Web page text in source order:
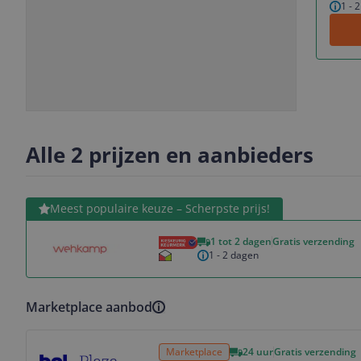
1 -
Alle 2 prijzen en aanbieders
Meest populaire keuze – Scherpste prijs!
1 tot 2 dagenGratis verzending
1 - 2 dagen
Bekijk product
Marketplace aanbod
Marketplace 24 uurGratis verzending